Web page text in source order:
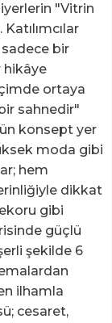
"Vitrin
sadece bir
hikâye
ortaya
sahnedir"
konsept yer
moda gibi
hem
dikkat
gibi
güçlü
şekilde 6
ilhamla
cesaret,